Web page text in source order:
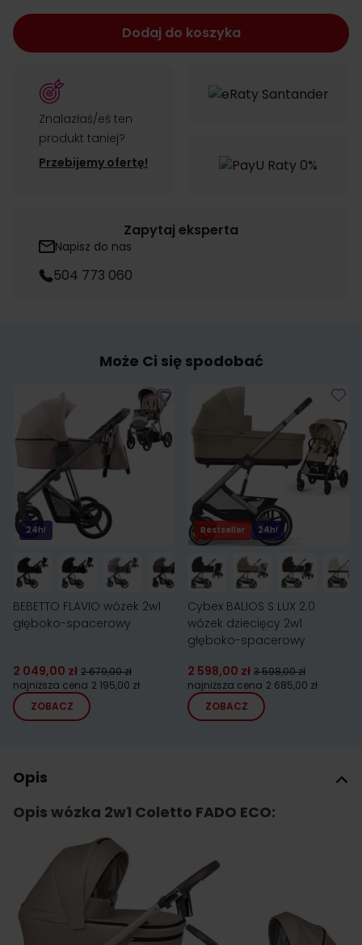
Dodaj do koszyka
Znalazłaś/eś ten
produkt taniej?
Przebijemy ofertę!
Zapytaj eksperta
Napisz do nas
504 773 060
Może Ci się spodobać
24h!
BEBETTO FLAVIO wózek 2w1
głęboko-spacerowy
2 049,00 zł 2 679,00 zł
najniższa cena 2 195,00 zł
ZOBACZ
Bestseller 24h!
Cybex BALIOS S LUX 2.0
wózek dziecięcy 2w1
głęboko-spacerowy
2 598,00 zł 3 598,00 zł
najniższa cena 2 685,00 zł
ZOBACZ
Opis
Opis wózka 2w1 Coletto FADO ECO: